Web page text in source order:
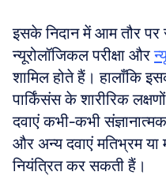
इसके निदान में आम तौर पर
न्यूरोलॉजिकल परीक्षा और
शामिल होते हैं। हालाँकि
पार्किंसंस के शारीरिक
दवाएं कभी-कभी
और अन्य दवाएं मतिभ्रम या
नियंत्रित कर सकती हैं।